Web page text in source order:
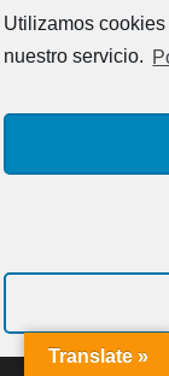
Utilizamos
nuestro servicio.
Adopcion
Busco casa de
no la puedo
Translate »